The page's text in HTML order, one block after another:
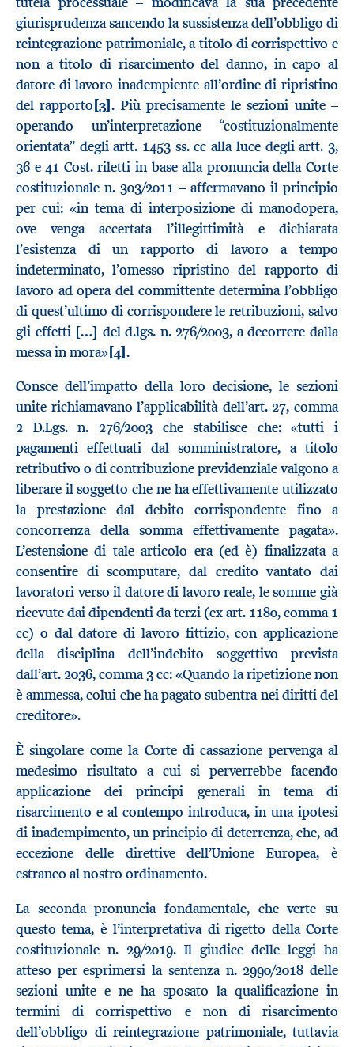
giurisprudenza sancendo la sussistenza dell’obbligo di
reintegrazione patrimoniale, a titolo di corrispettivo e
non a titolo di risarcimento del danno, in capo al
datore di lavoro inadempiente all’ordine di ripristino
del rapporto [3]. Più precisamente le sezioni unite –
operando un’interpretazione “costituzionalmente
orientata” degli artt. 1453 ss. cc alla luce degli artt. 3,
36 e 41 Cost. riletti in base alla pronuncia della Corte
costituzionale n. 303/2011 – affermavano il principio
per cui: «in tema di interposizione di manodopera,
ove venga accertata l’illegittimità e dichiarata
l’esistenza di un rapporto di lavoro a tempo
indeterminato, l’omesso ripristino del rapporto di
lavoro ad opera del committente determina l’obbligo
di quest’ultimo di corrispondere le retribuzioni, salvo
gli effetti […] del d.lgs. n. 276/2003, a decorrere dalla
messa in mora»[4].
Consce dell’impatto della loro decisione, le sezioni
unite richiamavano l’applicabilità dell’art. 27, comma
2 D.Lgs. n. 276/2003 che stabilisce che: «tutti i
pagamenti effettuati dal somministratore, a titolo
retributivo o di contribuzione previdenziale valgono a
liberare il soggetto che ne ha effettivamente utilizzato
la prestazione dal debito corrispondente fino a
concorrenza della somma effettivamente pagata».
L’estensione di tale articolo era (ed è) finalizzata a
consentire di scomputare, dal credito vantato dai
lavoratori verso il datore di lavoro reale, le somme già
ricevute dai dipendenti da terzi (ex art. 1180, comma 1
cc) o dal datore di lavoro fittizio, con applicazione
della disciplina dell’indebito soggettivo prevista
dall’art. 2036, comma 3 cc: «Quando la ripetizione non
è ammessa, colui che ha pagato subentra nei diritti del
creditore».
È singolare come la Corte di cassazione pervenga al
medesimo risultato a cui si perverrebbe facendo
applicazione dei principi generali in tema di
risarcimento e al contempo introduca, in una ipotesi
di inadempimento, un principio di deterrenza, che, ad
eccezione delle direttive dell’Unione Europea, è
estraneo al nostro ordinamento.
La seconda pronuncia fondamentale, che verte su
questo tema, è l’interpretativa di rigetto della Corte
costituzionale n. 29/2019. Il giudice delle leggi ha
atteso per esprimersi la sentenza n. 2990/2018 delle
sezioni unite e ne ha sposato la qualificazione in
termini di corrispettivo e non di risarcimento
dell’obbligo di reintegrazione patrimoniale, tuttavia